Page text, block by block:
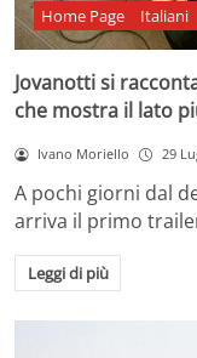
Home Page Italiani
Jovanotti si
che mostra il lato
Ivano Moriello 29
A pochi giorni dal
arriva il primo
Leggi di più